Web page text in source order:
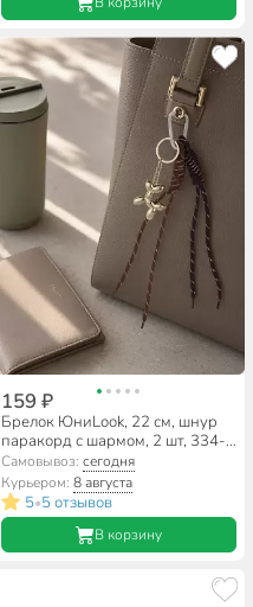
159 ₽
Брелок ЮниLook, 22 см, шнур
паракорд с шармом, 2 шт, 334-
152, в ассортименте
Самовывоз: сегодня
Курьером: 8 августа
5•5 отзывов
В корзину